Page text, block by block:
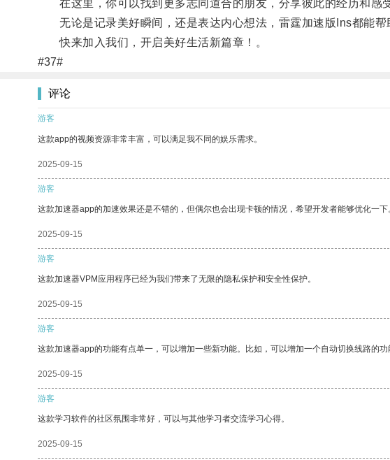
在这里，你可以找到更多志同道合的朋友，分享彼此的经历和感
无论是记录美好瞬间，还是表达内心想法，雷霆加速版Ins都能帮
快来加入我们，开启美好生活新篇章！。
#37#
评论
游客
这款app的视频资源非常丰富，可以满足我不同的娱乐需求。
2025-09-15
游客
这款加速器app的加速效果还是不错的，但偶尔也会出现卡顿的情况，希望开发者能够优化一下
2025-09-15
游客
这款加速器VPM应用程序已经为我们带来了无限的隐私保护和安全性保护。
2025-09-15
游客
这款加速器app的功能有点单一，可以增加一些新功能。比如，可以增加一个自动切换线路的
2025-09-15
游客
这款学习软件的社区氛围非常好，可以与其他学习者交流学习心得。
2025-09-15